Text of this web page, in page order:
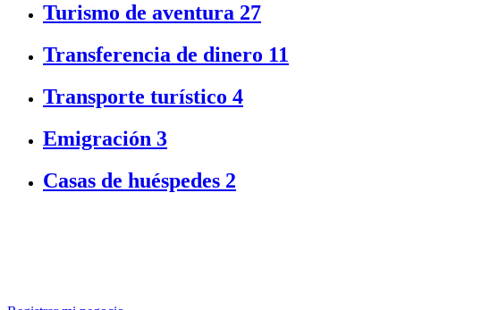
Turismo de aventura 27
Transferencia de dinero 11
Transporte turístico 4
Emigración 3
Casas de huéspedes 2